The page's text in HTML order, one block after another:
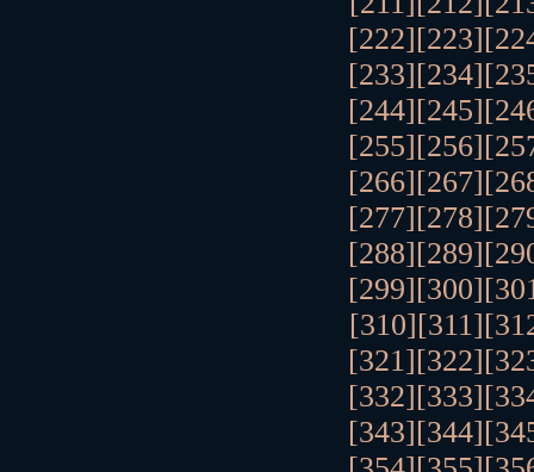
[222][223]
[233][234]
[244][245]
[255][256]
[266][267]
[277][278]
[288][289]
[299][300]
[310][311]
[321][322]
[332][333]
[343][344]